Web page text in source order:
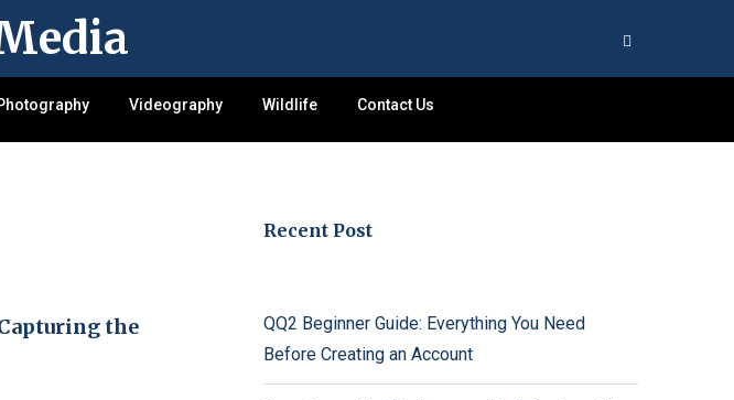
Videography Wildlife Contact Us
the
Recent Post
QQ2 Beginner Guide: Everything You Need
Before Creating an Account